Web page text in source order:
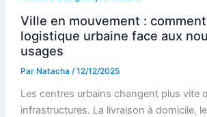
Ville en mouvement :
logistique urbaine face aux
usages
Par Natacha /12/12/2025
Les centres urbains changent plus vite
infrastructures. La livraison à domicile,